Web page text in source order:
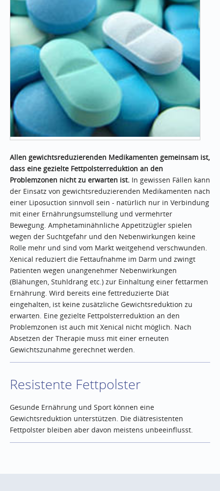
Allen gewichtsreduzierenden Medikamenten gemeinsam ist,
dass eine gezielte Fettpolsterreduktion an den
Problemzonen nicht zu erwarten ist. In gewissen Fällen kann
der Einsatz von gewichtsreduzierenden Medikamenten nach
einer Liposuction sinnvoll sein - natürlich nur in Verbindung
mit einer Ernährungsumstellung und vermehrter
Bewegung. Amphetaminähnliche Appetitzügler spielen
wegen der Suchtgefahr und den Nebenwirkungen keine
Rolle mehr und sind vom Markt weitgehend verschwunden.
Xenical reduziert die Fettaufnahme im Darm und zwingt
Patienten wegen unangenehmer Nebenwirkungen
(Blähungen, Stuhldrang etc.) zur Einhaltung einer fettarmen
Ernährung. Wird bereits eine fettreduzierte Diät
eingehalten, ist keine zusätzliche Gewichtsreduktion zu
erwarten. Eine gezielte Fettpolsterreduktion an den
Problemzonen ist auch mit Xenical nicht möglich. Nach
Absetzen der Therapie muss mit einer erneuten
Gewichtszunahme gerechnet werden.
Resistente Fettpolster
Gesunde Ernährung und Sport können eine
Gewichtsreduktion unterstützen. Die diätresistenten
Fettpolster bleiben aber davon meistens unbeeinflusst.